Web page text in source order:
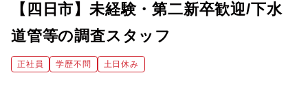
【四日市】未経験・第二新卒歓迎/下水
道管等の調査スタッフ
正社員 学歴不問 土日休み